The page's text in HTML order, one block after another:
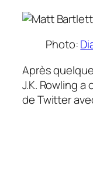
Photo:
Après
J.K. Rowling
de Twitter